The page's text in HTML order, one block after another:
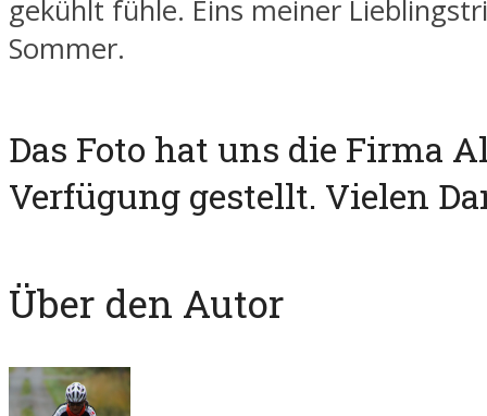
gekühlt fühle. Eins meiner
Sommer.
Das Foto hat uns die Firma
Verfügung gestellt. Vielen
Über den Autor